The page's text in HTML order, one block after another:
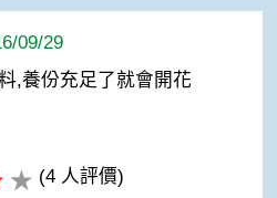
09/29
,養份充足了就會開花
(4 人評價)